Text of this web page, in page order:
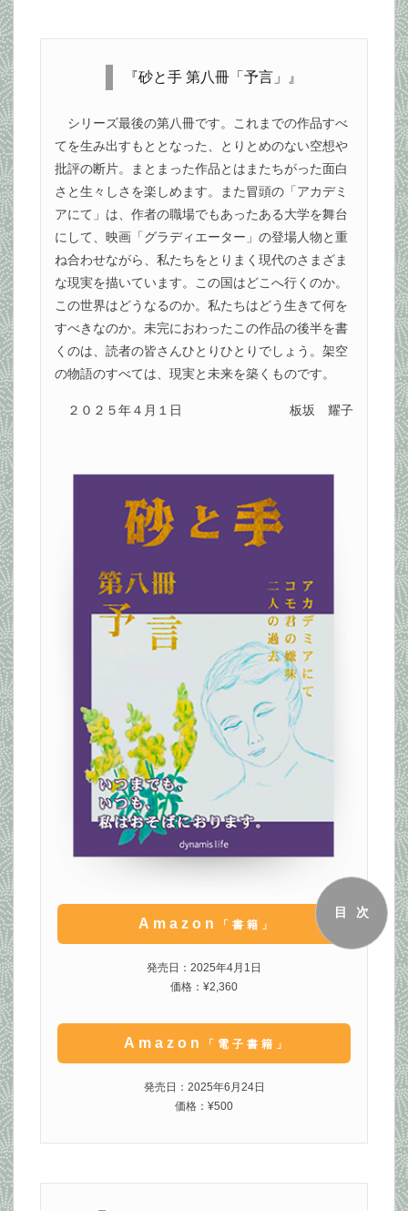
『砂と手 第八冊「予言」』
シリーズ最後の第八冊です。これまでの作品すべ
てを生み出すもととなった、とりとめのない空想や
批評の断片。まとまった作品とはまたちがった面白
さと生々しさを楽しめます。また冒頭の「アカデミ
アにて」は、作者の職場でもあったある大学を舞台
にして、映画「グラディエーター」の登場人物と重
ね合わせながら、私たちをとりまく現代のさまざま
な現実を描いています。この国はどこへ行くのか。
この世界はどうなるのか。私たちはどう生きて何を
すべきなのか。未完におわったこの作品の後半を書
くのは、読者の皆さんひとりひとりでしょう。架空
の物語のすべては、現実と未来を築くものです。
２０２５年４月１日 板坂 耀子
Amazon 「書籍」
発売日：2025年4月1日
価格：¥2,360
Amazon 「電子書籍」
発売日：2025年6月24日
価格：¥500
目次